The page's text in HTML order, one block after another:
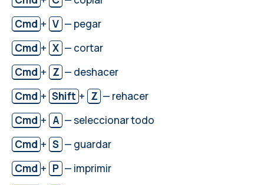
Cmd + V — pegar
Cmd + X — cortar
Cmd + Z — deshacer
Cmd + Shift + Z — rehacer
Cmd + A — seleccionar todo
Cmd + S — guardar
Cmd + P — imprimir